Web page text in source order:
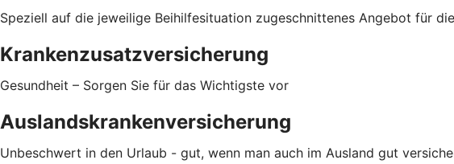
Speziell auf die jeweilige Beihilfesituation zugeschnittenes Angebot für
Krankenzusatzversicherung
Gesundheit – Sorgen Sie für das Wichtigste vor
Auslandskrankenversicherung
Unbeschwert in den Urlaub - gut, wenn man auch im Ausland gut